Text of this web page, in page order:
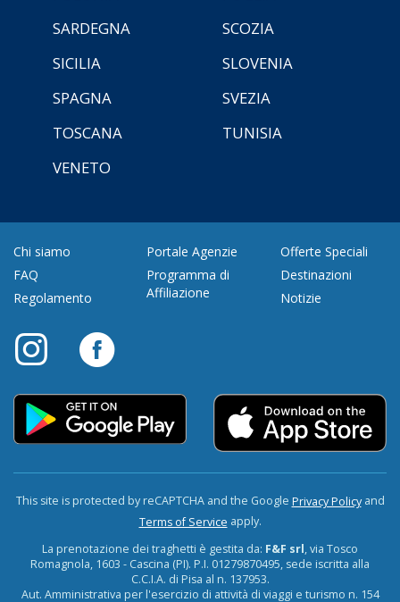
SARDEGNA
SCOZIA
SICILIA
SLOVENIA
SPAGNA
SVEZIA
TOSCANA
TUNISIA
VENETO
Chi siamo
FAQ
Regolamento
Portale Agenzie
Programma di
Affiliazione
Offerte Speciali
Destinazioni
Notizie
This site is protected by reCAPTCHA and the Google Privacy Policyand
Terms of Service apply.
La prenotazione dei traghetti è gestita da: F&F srl, via Tosco
Romagnola, 1603 - Cascina (PI). P.I. 01279870495, sede iscritta alla
C.C.I.A. di Pisa al n. 137953.
Aut. Amministrativa per l'esercizio di attività di viaggi e turismo n. 154